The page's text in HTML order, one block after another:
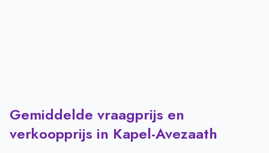
Gemiddelde vraagprijs en
verkoopprijs in Kapel-Avezaath